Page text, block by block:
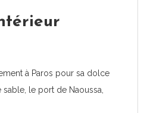
à Paros pour sa dolce
le port de Naoussa,